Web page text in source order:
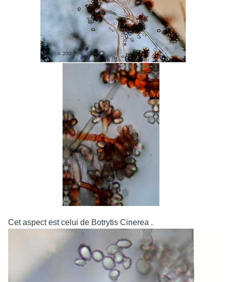
Cet aspect est celui de Botrytis Cinerea .